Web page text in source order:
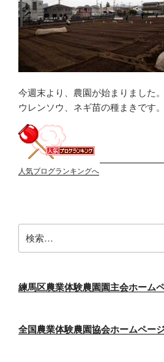
今週末より、農園が始まりました
ウレンソウ、ネギ苗の種まきです。
人気ブログランキングへ
索:
練馬区農業体験農園園主会ホーム
全国農業体験農園協会ホームペー